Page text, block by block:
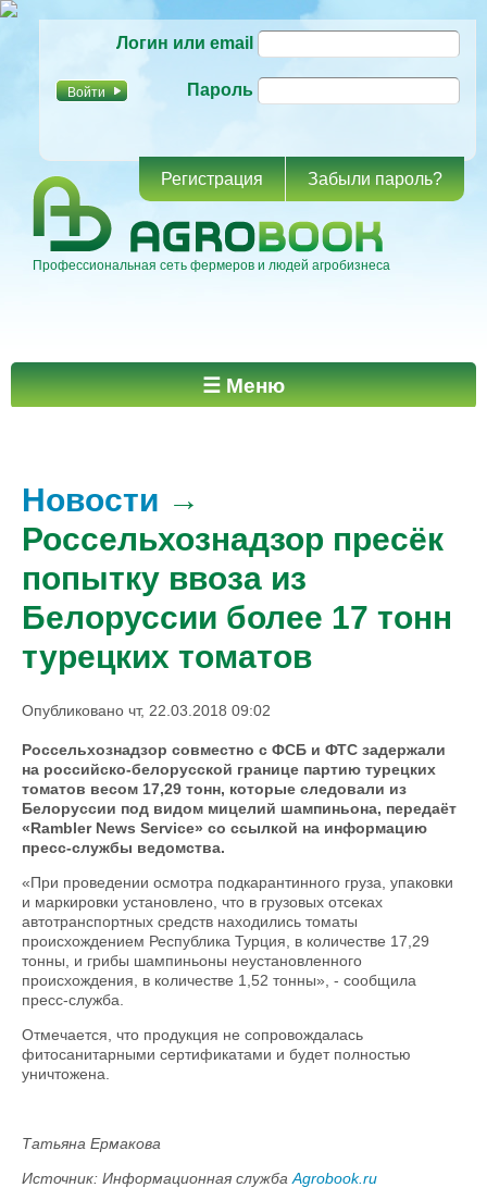
основному
Логин или email
Пароль
Регистрация Забыли пароль?
Профессиональная сеть фермеров и людей агробизнеса
Главное меню ☰ Меню
Новости →
Россельхознадзор пресёк
попытку ввоза из
Белоруссии более 17 тонн
турецких томатов
Опубликовано чт, 22.03.2018 09:02
Россельхознадзор совместно с ФСБ и ФТС задержали
на российско-белорусской границе партию турецких
томатов весом 17,29 тонн, которые следовали из
Белоруссии под видом мицелий шампиньона, передаёт
«Rambler News Service» со ссылкой на информацию
пресс-службы ведомства.
«При проведении осмотра подкарантинного груза, упаковки
и маркировки установлено, что в грузовых отсеках
автотранспортных средств находились томаты
происхождением Республика Турция, в количестве 17,29
тонны, и грибы шампиньоны неустановленного
происхождения, в количестве 1,52 тонны», - сообщила
пресс-служба.
Отмечается, что продукция не сопровождалась
фитосанитарными сертификатами и будет полностью
уничтожена.
Татьяна Ермакова
Источник: Информационная служба Agrobook.ru